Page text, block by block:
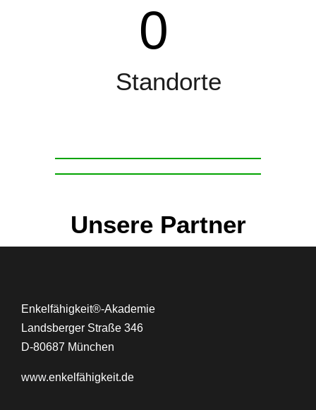
0
Standorte
Unsere Partner
Enkelfähigkeit®-Akademie
Landsberger Straße 346
D-80687 München
www.enkelfähigkeit.de